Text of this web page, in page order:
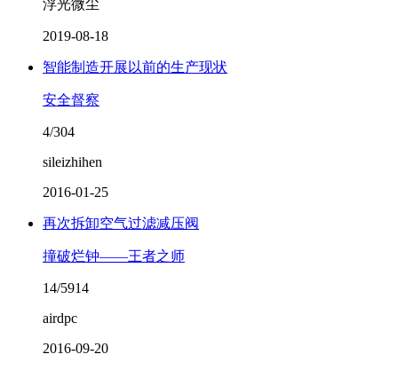
浮光微尘
2019-08-18
智能制造开展以前的生产现状
安全督察
4/304
sileizhihen
2016-01-25
再次拆卸空气过滤减压阀
撞破烂钟——王者之师
14/5914
airdpc
2016-09-20